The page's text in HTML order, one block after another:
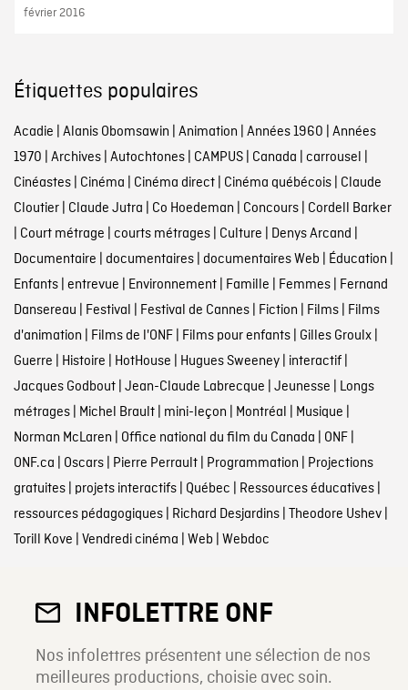
février 2016
Étiquettes populaires
Acadie Alanis Obomsawin Animation Années 1960 Années
1970 Archives| Autochtones| CAMPUS| Canada carrousel
Cinéastes| Cinéma Cinéma direct| Cinéma québécois| Claude
Cloutier| Claude Jutra Co Hoedeman Concours| Cordell Barker
Court métrage courts métrages| Culture Denys Arcand
Documentaire documentaires| documentaires Web Éducation
Enfants| entrevue Environnement| Famille Femmes| Fernand
Dansereau Festival Festival de Cannes| Fiction Films| Films
d'animation Films de l'ONF| Films pour enfants| Gilles Groulx|
Guerre Histoire HotHouse Hugues Sweeney| interactif|
Jacques Godbout| Jean-Claude Labrecque Jeunesse Longs
métrages| Michel Brault| mini-leçon Montréal Musique
Norman McLaren Office national du film du Canada ONF|
ONF.ca Oscars| Pierre Perrault| Programmation Projections
gratuites| projets interactifs| Québec Ressources éducatives|
ressources pédagogiques| Richard Desjardins| Theodore Ushev|
Torill Kove Vendredi cinéma Web Webdoc
INFOLETTRE ONF
Nos infolettres présentent une sélection de nos
meilleures productions, choisie avec soin.